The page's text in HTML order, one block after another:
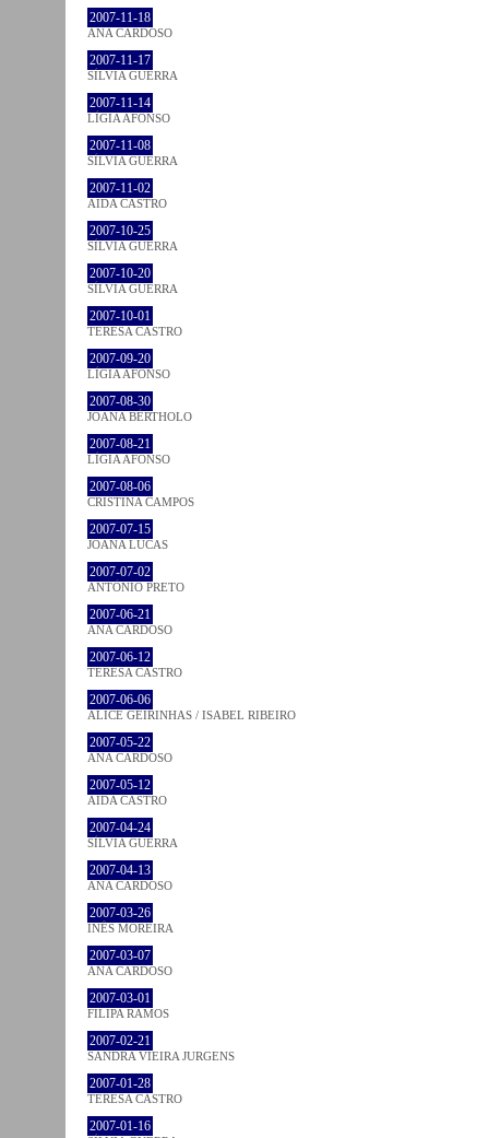
2007-11-18
ANA CARDOSO
2007-11-17
SÍLVIA GUERRA
2007-11-14
LÍGIA AFONSO
2007-11-08
SÍLVIA GUERRA
2007-11-02
AIDA CASTRO
2007-10-25
SÍLVIA GUERRA
2007-10-20
SÍLVIA GUERRA
2007-10-01
TERESA CASTRO
2007-09-20
LÍGIA AFONSO
2007-08-30
JOANA BÉRTHOLO
2007-08-21
LÍGIA AFONSO
2007-08-06
CRISTINA CAMPOS
2007-07-15
JOANA LUCAS
2007-07-02
ANTÓNIO PRETO
2007-06-21
ANA CARDOSO
2007-06-12
TERESA CASTRO
2007-06-06
ALICE GEIRINHAS / ISABEL RIBEIRO
2007-05-22
ANA CARDOSO
2007-05-12
AIDA CASTRO
2007-04-24
SÍLVIA GUERRA
2007-04-13
ANA CARDOSO
2007-03-26
INÊS MOREIRA
2007-03-07
ANA CARDOSO
2007-03-01
FILIPA RAMOS
2007-02-21
SANDRA VIEIRA JURGENS
2007-01-28
TERESA CASTRO
2007-01-16